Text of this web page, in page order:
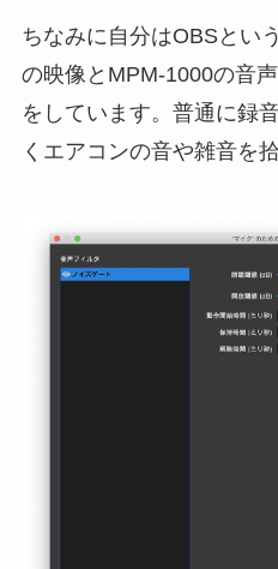
ちなみに自分はOBSとい
の映像とMPM-1000の音
をしています。普通に録
くエアコンの音や雑音を